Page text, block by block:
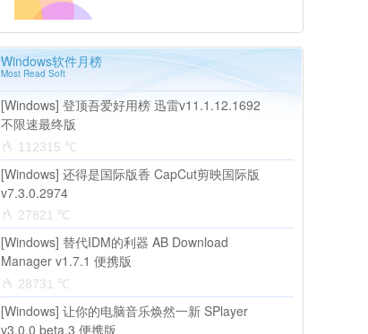
Windows软件月榜
Most Read Soft
[Windows] 登顶吾爱好用榜 迅雷v11.1.12.1692
不限速最终版
112315 ℃
[Windows] 还得是国际版香 CapCut剪映国际版
v7.3.0.2974
27821 ℃
[Windows] 替代IDM的利器 AB Download
Manager v1.7.1 便携版
28731 ℃
[Windows] 让你的电脑音乐焕然一新 SPlayer
v3.0.0 beta.3 便携版